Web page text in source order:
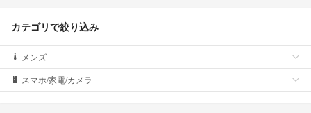
カテゴリで絞り込み
メンズ
スマホ/家電/カメラ